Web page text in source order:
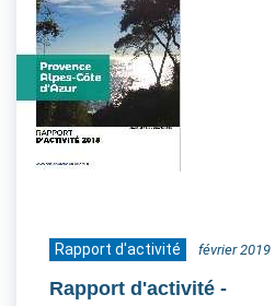
Rapport d'activité février 2019
Rapport d'activité -